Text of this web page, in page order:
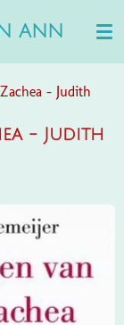
ANN
- Judith
- Judith